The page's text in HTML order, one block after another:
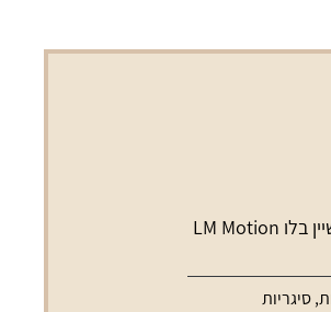
אל אם מושיין בלו LM Motion
,סיגריות